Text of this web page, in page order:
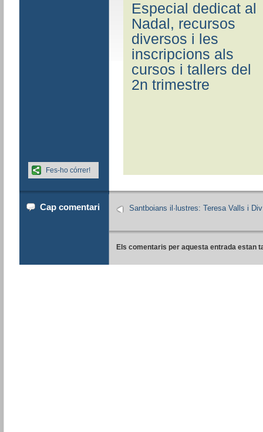
Especial dedicat al
Nadal, recursos
diversos i les
inscripcions als
cursos i tallers del
2n trimestre
Fes-ho córrer!
Cap comentari Santboians il·lustres: Teresa Valls i
Els comentaris per aquesta entrada estan